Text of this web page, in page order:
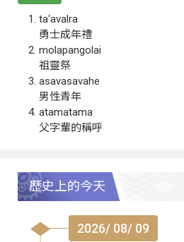
ta‘avalra
勇士成年禮
molapangolai
祖靈祭
asavasavahe
男性青年
atamatama
父字輩的稱呼
歷史上的今天
2026/ 08/ 09